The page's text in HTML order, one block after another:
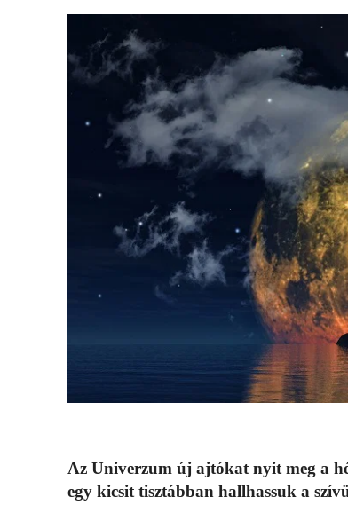
Az Univerzum új ajtókat nyit meg a
egy kicsit tisztábban hallhassuk a